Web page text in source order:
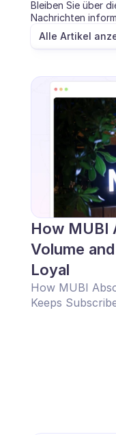
Bleiben Sie über
Nachrichten
Alle Artikel
How MUBI
Volume
Loyal
How MUBI
Keeps